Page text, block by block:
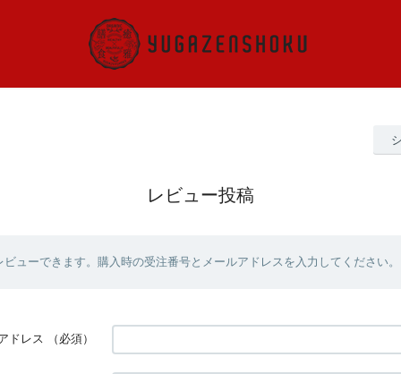
レビュー投稿
ューできます。購入時の受注番号とメールアドレスを入力してください。
ドレス （必須）